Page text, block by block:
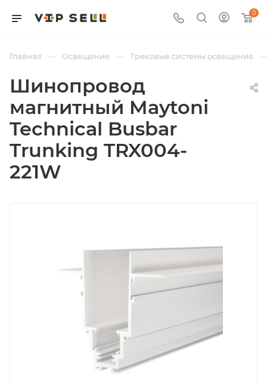
0
Главная — Освещение — Трековые системы освещения —
Шинопровод
магнитный Maytoni
Technical Busbar
Trunking TRX004-
221W